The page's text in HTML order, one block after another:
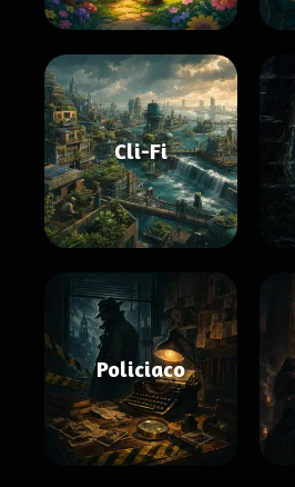
Cli-Fi
Policiaco